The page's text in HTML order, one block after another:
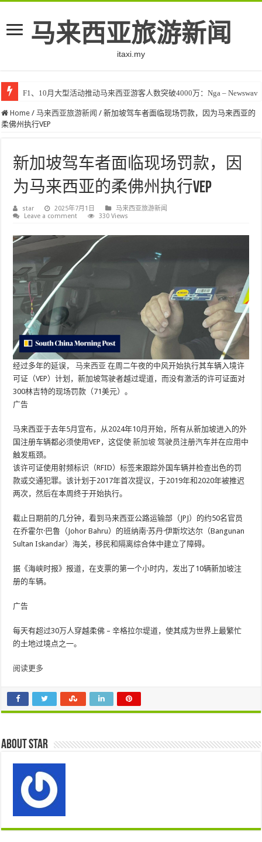
马来西亚旅游新闻
itaxi.my
F1、10月大型活动推动马来西亚游客人数突破4000万：Nga – Newswav
Home / 马来西亚旅游新闻 / 新加坡驾车者面临现场罚款，因为马来西亚的
柔佛州执行VEP
新加坡驾车者面临现场罚款，因
为马来西亚的柔佛州执行VEP
star 2025年7月1日
马来西亚旅游新闻
Leave a comment
330 Views
经过多年的延误，马来西亚 在周二午夜的中风开始执行其车辆入境许
可证（VEP）计划，新加坡驾驶者越过堤道，而没有激活的许可证面对
300林吉特的现场罚款（71美元）。
广告
马来西亚于去年5月宣布，从2024年10月开始，所有从新加坡进入的外
国注册车辆都必须使用VEP，这促使新加坡 驾驶员注册汽车并在应用中
触发瓶颈。
该许可证使用射频标识（RFID）标签来跟踪外国车辆并检查出色的罚
款或交通犯罪。该计划于2017年首次提议，于2019年和2020年被推迟
两次，然后在本周终于开始执行。
截止日期前的几分钟，看到马来西亚公路运输部（JPJ）的约50名官员
在乔霍尔·巴鲁（Johor Bahru）的班纳南·苏丹·伊斯坎达尔（Bangunan
Sultan Iskandar）海关，移民和隔离综合体中建立了障碍。
据《海峡时报》报道，在支票的第一个小时内，发出了10辆新加坡注
册的车辆。
广告
每天有超过30万人穿越柔佛 – 辛格拉尔堤道，使其成为世界上最繁忙
的土地过境点之一。
阅读更多
About star